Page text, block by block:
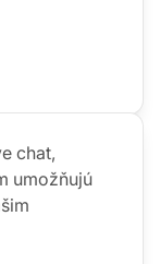
chat,
umožňujú